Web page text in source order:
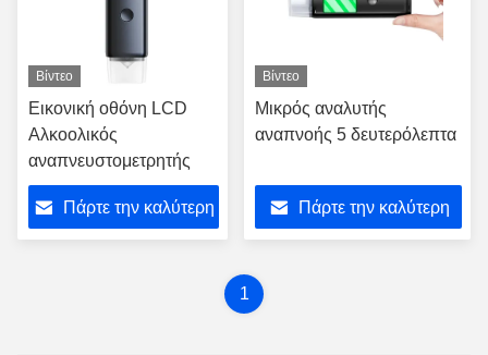
Βίντεο
Εικονική οθόνη LCD
Αλκοολικός
αναπνευστομετρητής
Πάρτε την καλύτερη
Βίντεο
Μικρός αναλυτής
αναπνοής 5 δευτερόλεπτα
Πάρτε την καλύτερη
1